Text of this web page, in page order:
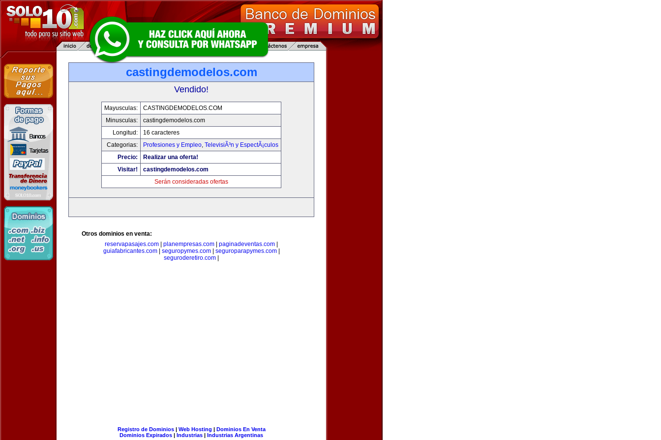
castingdemodelos.com
Vendido!
Mayusculas:
CASTINGDEMODELOS.COM
Minusculas:
castingdemodelos.com
Longitud:
16 caracteres
Categorias:
Profesiones y Empleo, TelevisiÃ³n y EspectÃ¡culos
Precio:
Realizar una oferta!
Visitar!
castingdemodelos.com
Serán consideradas ofertas
Otros dominios en venta:
reservapasajes.com
planempresas.com paginadeventas.com
guiafabricantes.com| seguropymes.com| seguroparapymes.com|
seguroderetiro.com
Registro de Dominios| Web Hosting | Dominios En Venta
Dominios Expirados | Industrias | Industrias Argentinas